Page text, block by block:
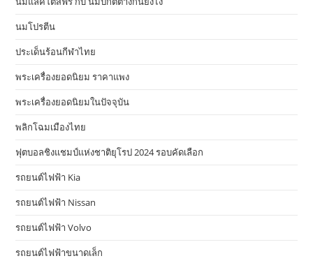
นมโปรตีน
ประเด็นร้อนกีฬาไทย
พระเครื่องยอดนิยม ราคาแพง
พระเครื่องยอดนิยมในปัจจุบัน
พลิกโฉมเมืองไทย
ฟุตบอลชิงแชมป์แห่งชาติยุโรป 2024 รอบคัดเลือก
รถยนต์ไฟฟ้า Kia
รถยนต์ไฟฟ้า Nissan
รถยนต์ไฟฟ้า Volvo
รถยนต์ไฟฟ้าขนาดเล็ก